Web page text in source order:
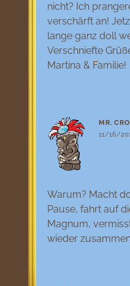
nicht? Ich
verschärft an!
lange ganz doll
Verschniefte
Martina & Familie!
MR.
11/16/
Warum? Macht
Pause, fahrt auf
Magnum,
wieder